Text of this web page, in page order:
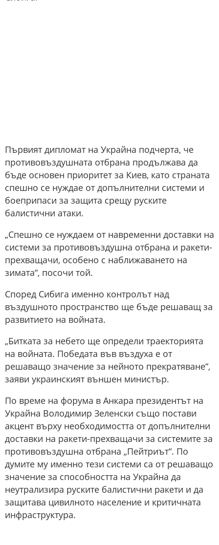
Първият дипломат на Украйна подчерта, че
противовъздушната отбрана продължава да
бъде основен приоритет за Киев, като страната
спешно се нуждае от допълнителни системи и
боеприпаси за защита срещу руските
балистични атаки.
„Спешно се нуждаем от навременни доставки на
системи за противовъздушна отбрана и ракети-
прехващачи, особено с наближаването на
зимата“, посочи той.
Според Сибига именно контролът над
въздушното пространство ще бъде решаващ за
развитието на войната.
„Битката за небето ще определи траекторията
на войната. Победата във въздуха е от
решаващо значение за нейното прекратяване“,
заяви украинският външен министър.
По време на форума в Анкара президентът на
Украйна Володимир Зеленски също постави
акцент върху необходимостта от допълнителни
доставки на ракети-прехващачи за системите за
противовъздушна отбрана „Пейтриът“. По
думите му именно тези системи са от решаващо
значение за способността на Украйна да
неутрализира руските балистични ракети и да
защитава цивилното население и критичната
инфраструктура.